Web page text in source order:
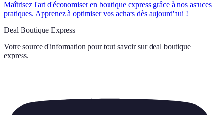
Maîtrisez l'art d'économiser en boutique express grâce à nos astuces
pratiques. Apprenez à optimiser vos achats dès aujourd'hui !
Deal Boutique Express
Votre source d'information pour tout savoir sur deal boutique
express.